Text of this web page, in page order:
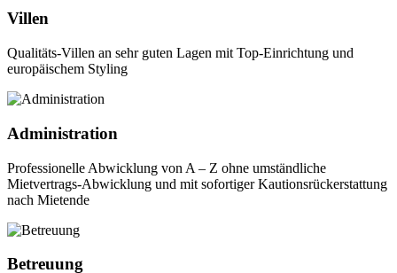
Villen
Qualitäts-Villen an sehr guten Lagen mit Top-Einrichtung und
europäischem Styling
Administration
Professionelle Abwicklung von A – Z ohne umständliche
Mietvertrags-Abwicklung und mit sofortiger Kautionsrückerstattung
nach Mietende
Betreuung